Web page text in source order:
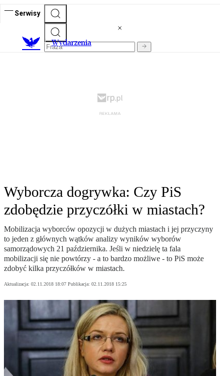
Serwisy
Wydarzenia
Wyborcza dogrywka: Czy PiS
zdobędzie przyczółki w miastach?
Mobilizacja wyborców opozycji w dużych miastach i jej przyczyny
to jeden z głównych wątków analizy wyników wyborów
samorządowych 21 października. Jeśli w niedzielę ta fala
mobilizacji się nie powtórzy - a to bardzo możliwe - to PiS może
zdobyć kilka przyczółków w miastach.
Aktualizacja: 02.11.2018 18:07 Publikacja: 02.11.2018 15:25